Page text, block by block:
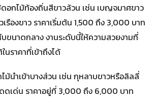
อกไม้ท้องถิ่นสีขาวล้วน เช่น เบญจมาศขาว
เรืองขาว ราคาเริ่มต้น 1,500 ถึง 3,000 บาท
ขนาดกลาง งานระดับนี้ให้ความสวยงามที่
นราคาที่เข้าถึงได้
ม้นำเข้าบางส่วน เช่น กุหลาบขาวหรือลิลลี่
ดเด่น ราคาอยู่ที่ 3,000 ถึง 6,000 บาท